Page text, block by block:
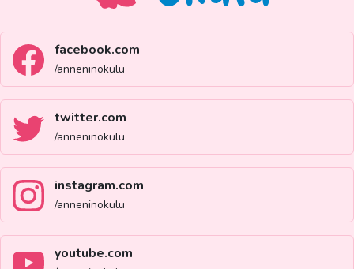
facebook.com
/anneninokulu
twitter.com
/anneninokulu
instagram.com
/anneninokulu
youtube.com